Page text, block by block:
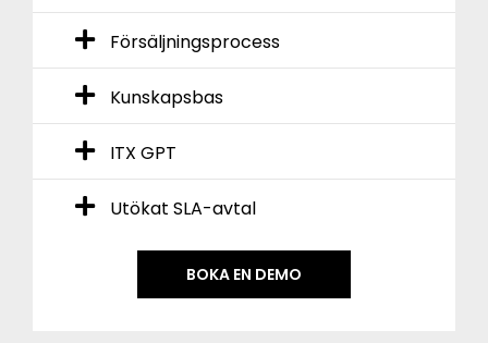
Försäljningsprocess
Kunskapsbas
ITX GPT
Utökat SLA-avtal
BOKA EN DEMO